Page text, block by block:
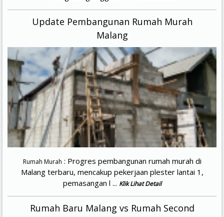
Update Pembangunan Rumah Murah
Malang
Rumah Murah : Progres pembangunan rumah murah di
Malang terbaru, mencakup pekerjaan plester lantai 1,
pemasangan l ... Klik Lihat Detail
Rumah Baru Malang vs Rumah Second